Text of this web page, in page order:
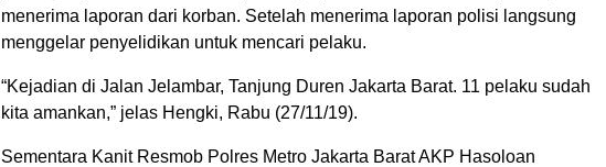
menerima laporan dari korban. Setelah menerima laporan polisi langsung
menggelar penyelidikan untuk mencari pelaku.
“Kejadian di Jalan Jelambar, Tanjung Duren Jakarta Barat. 11 pelaku sudah
kita amankan,” jelas Hengki, Rabu (27/11/19).
Sementara Kanit Resmob Polres Metro Jakarta Barat AKP Hasoloan